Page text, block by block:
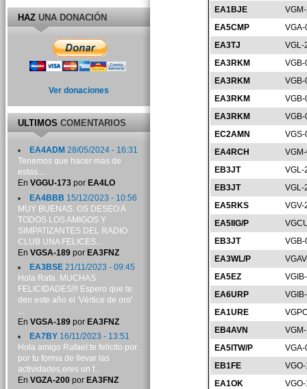
EA1BJE
EA5CMP
EA3TJ
VGL-
EA3RKM
EA3RKM
EA3RKM
EA3RKM
EC2AMN
EA4RCH
EB3JT
VGL-
EB3JT
VGL-
EA5RKS
VGV-
EA5IIG/P
EB3JT
EA3WL/P
EA5EZ
EA6URP
EA1URE
EB4AVN
EA5ITW/P
EB1FE
EA1OK
HAZUNA DONACIÓN
Ver donaciones
ULTIMOSCOMENTARIOS
EA4ADM 28/05/2024 - 16:31
Tenemos que hacer mas de
estas....
En VGGU-173por EA4LO
EA4BBB 15/12/2023 - 10:56
MUY BUENAS. OS DESEO A
TODOS LOS AMIGOS Y
SIMPATIZANTES DEL RADIO
CLUB UNA FELICES...
En VGSA-189por EA3FNZ
EA3BSE21/11/2023 - 09:45
Hola Rafa. MUCHAS
FELICIDADES!!! Espero que te
den este año el 'Vértice de oro'
...
En VGSA-189por EA3FNZ
EA7BY16/11/2023 - 13:51
Hola amigo Rafael:te felicito por
por tu forma de llevar las
actividades,eres un f...
En VGZA-200por EA3FNZ